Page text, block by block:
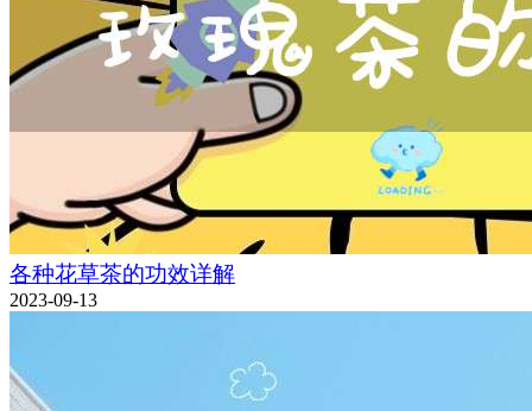
各种花草茶的功效详解
2023-09-13